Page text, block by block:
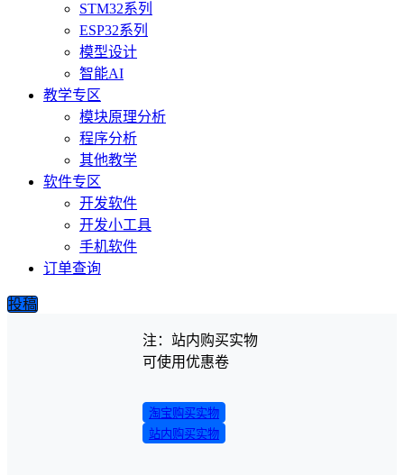
STM32系列
ESP32系列
模型设计
智能AI
教学专区
模块原理分析
程序分析
其他教学
软件专区
开发软件
开发小工具
手机软件
订单查询
投稿
注：站内购买实物
可使用优惠卷
淘宝购买实物
站内购买实物